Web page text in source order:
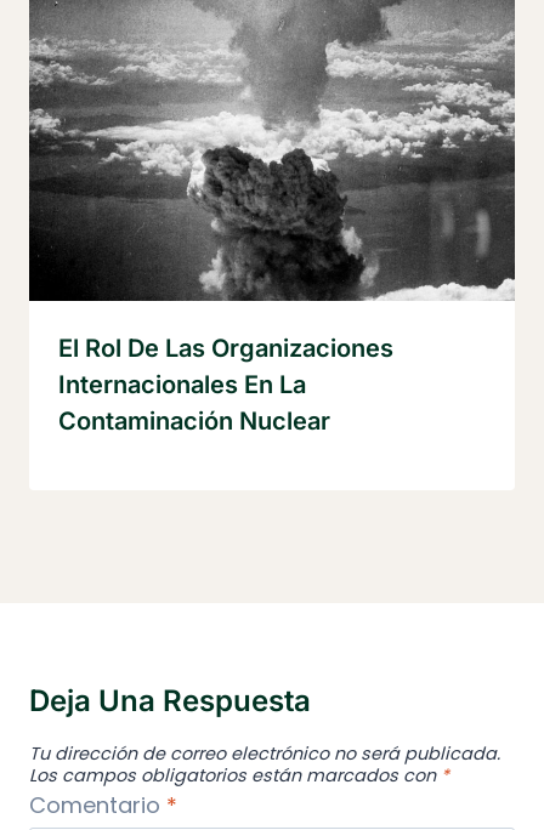
El Rol De Las Organizaciones
Internacionales En La
Contaminación Nuclear
Deja Una Respuesta
Tu dirección de correo electrónico no será publicada.
Los campos obligatorios están marcados con *
Comentario *